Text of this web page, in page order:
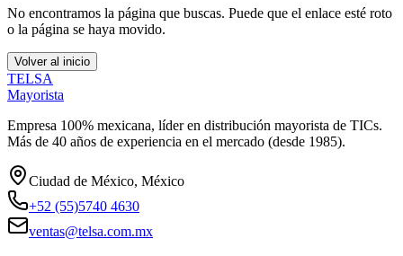
No encontramos la página que buscas. Puede que el enlace esté roto
o la página se haya movido.
Volver al inicio
TELSA
Mayorista
Empresa 100% mexicana, líder en distribución mayorista de TICs.
Más de 40 años de experiencia en el mercado (desde 1985).
Ciudad de México, México
+52 (55)5740 4630
ventas@telsa.com.mx